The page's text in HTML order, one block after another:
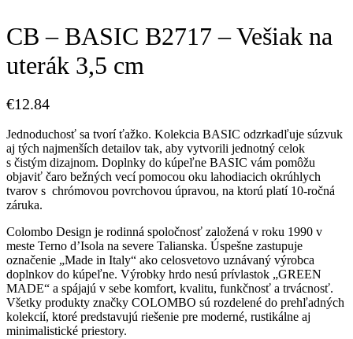
CB – BASIC B2717 – Vešiak na
uterák 3,5 cm
€12.84
Jednoduchosť sa tvorí ťažko. Kolekcia BASIC odzrkadľuje súzvuk
aj tých najmenších detailov tak, aby vytvorili jednotný celok
s čistým dizajnom. Doplnky do kúpeľne BASIC vám pomôžu
objaviť čaro bežných vecí pomocou oku lahodiacich okrúhlych
tvarov s chrómovou povrchovou úpravou, na ktorú platí 10-ročná
záruka.
Colombo Design je rodinná spoločnosť založená v roku 1990 v
meste Terno d’Isola na severe Talianska. Úspešne zastupuje
označenie „Made in Italy“ ako celosvetovo uznávaný výrobca
doplnkov do kúpeľne. Výrobky hrdo nesú prívlastok „GREEN
MADE“ a spájajú v sebe komfort, kvalitu, funkčnosť a trvácnosť.
Všetky produkty značky COLOMBO sú rozdelené do prehľadných
kolekcií, ktoré predstavujú riešenie pre moderné, rustikálne aj
minimalistické priestory.